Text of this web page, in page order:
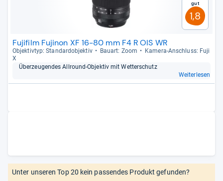
Gut
1,8
Fujifilm Fujinon XF 16-80 mm F4 R OIS WR
Objek­tiv­typ: Stan­dar­d­ob­jek­tiv Bau­art: Zoom
Kamera-​Anschluss: Fuji
X
Über­zeu­gen­des All­round-​Objek­tiv mit Wet­ter­schutz
Weiterlesen
Unter unseren Top 20 kein passendes Produkt gefunden?